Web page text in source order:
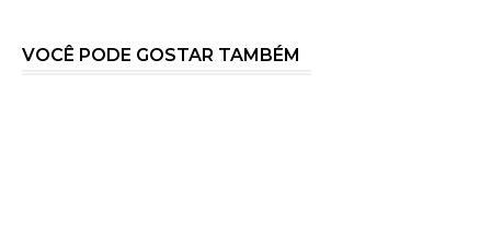
VOCÊ PODE GOSTAR TAMBÉM